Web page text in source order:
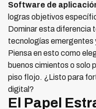
Software de
logras objetivos
Dominar esta diferencia
tecnologías emergentes
Piensa en esto como
buenos cimientos o solo
piso flojo. ¿Listo para
digital?
El Papel